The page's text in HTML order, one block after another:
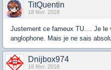
TitQuentin
18 févr. 2018
Justement ce fameux TU.... Je le
anglophone. Mais je ne sais
Dnijbox974
18 févr. 2018